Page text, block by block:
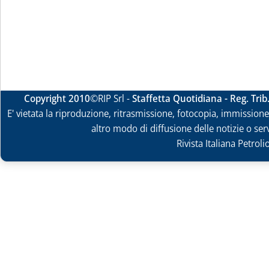
Copyright 2010©RIP Srl -Staffetta Quotidiana - Reg.
E' vietata la riproduzione, ritrasmissione, fotocopia,
altro modo di diffusione delle notizie o
Rivista Italiana